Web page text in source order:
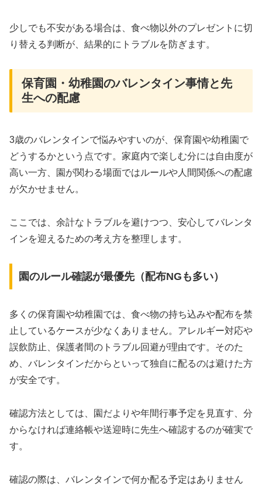
少しでも不安がある場合は、食べ物以外のプレゼントに切
り替える判断が、結果的にトラブルを防ぎます。
保育園・幼稚園のバレンタイン事情と先
生への配慮
3歳のバレンタインで悩みやすいのが、保育園や幼稚園で
どうするかという点です。家庭内で楽しむ分には自由度が
高い一方、園が関わる場面ではルールや人間関係への配慮
が欠かせません。
ここでは、余計なトラブルを避けつつ、安心してバレンタ
インを迎えるための考え方を整理します。
園のルール確認が最優先（配布NGも多い）
多くの保育園や幼稚園では、食べ物の持ち込みや配布を禁
止しているケースが少なくありません。アレルギー対応や
誤飲防止、保護者間のトラブル回避が理由です。そのた
め、バレンタインだからといって独自に配るのは避けた方
が安全です。
確認方法としては、園だよりや年間行事予定を見直す、分
からなければ連絡帳や送迎時に先生へ確認するのが確実で
す。
確認の際は、バレンタインで何か配る予定はありません